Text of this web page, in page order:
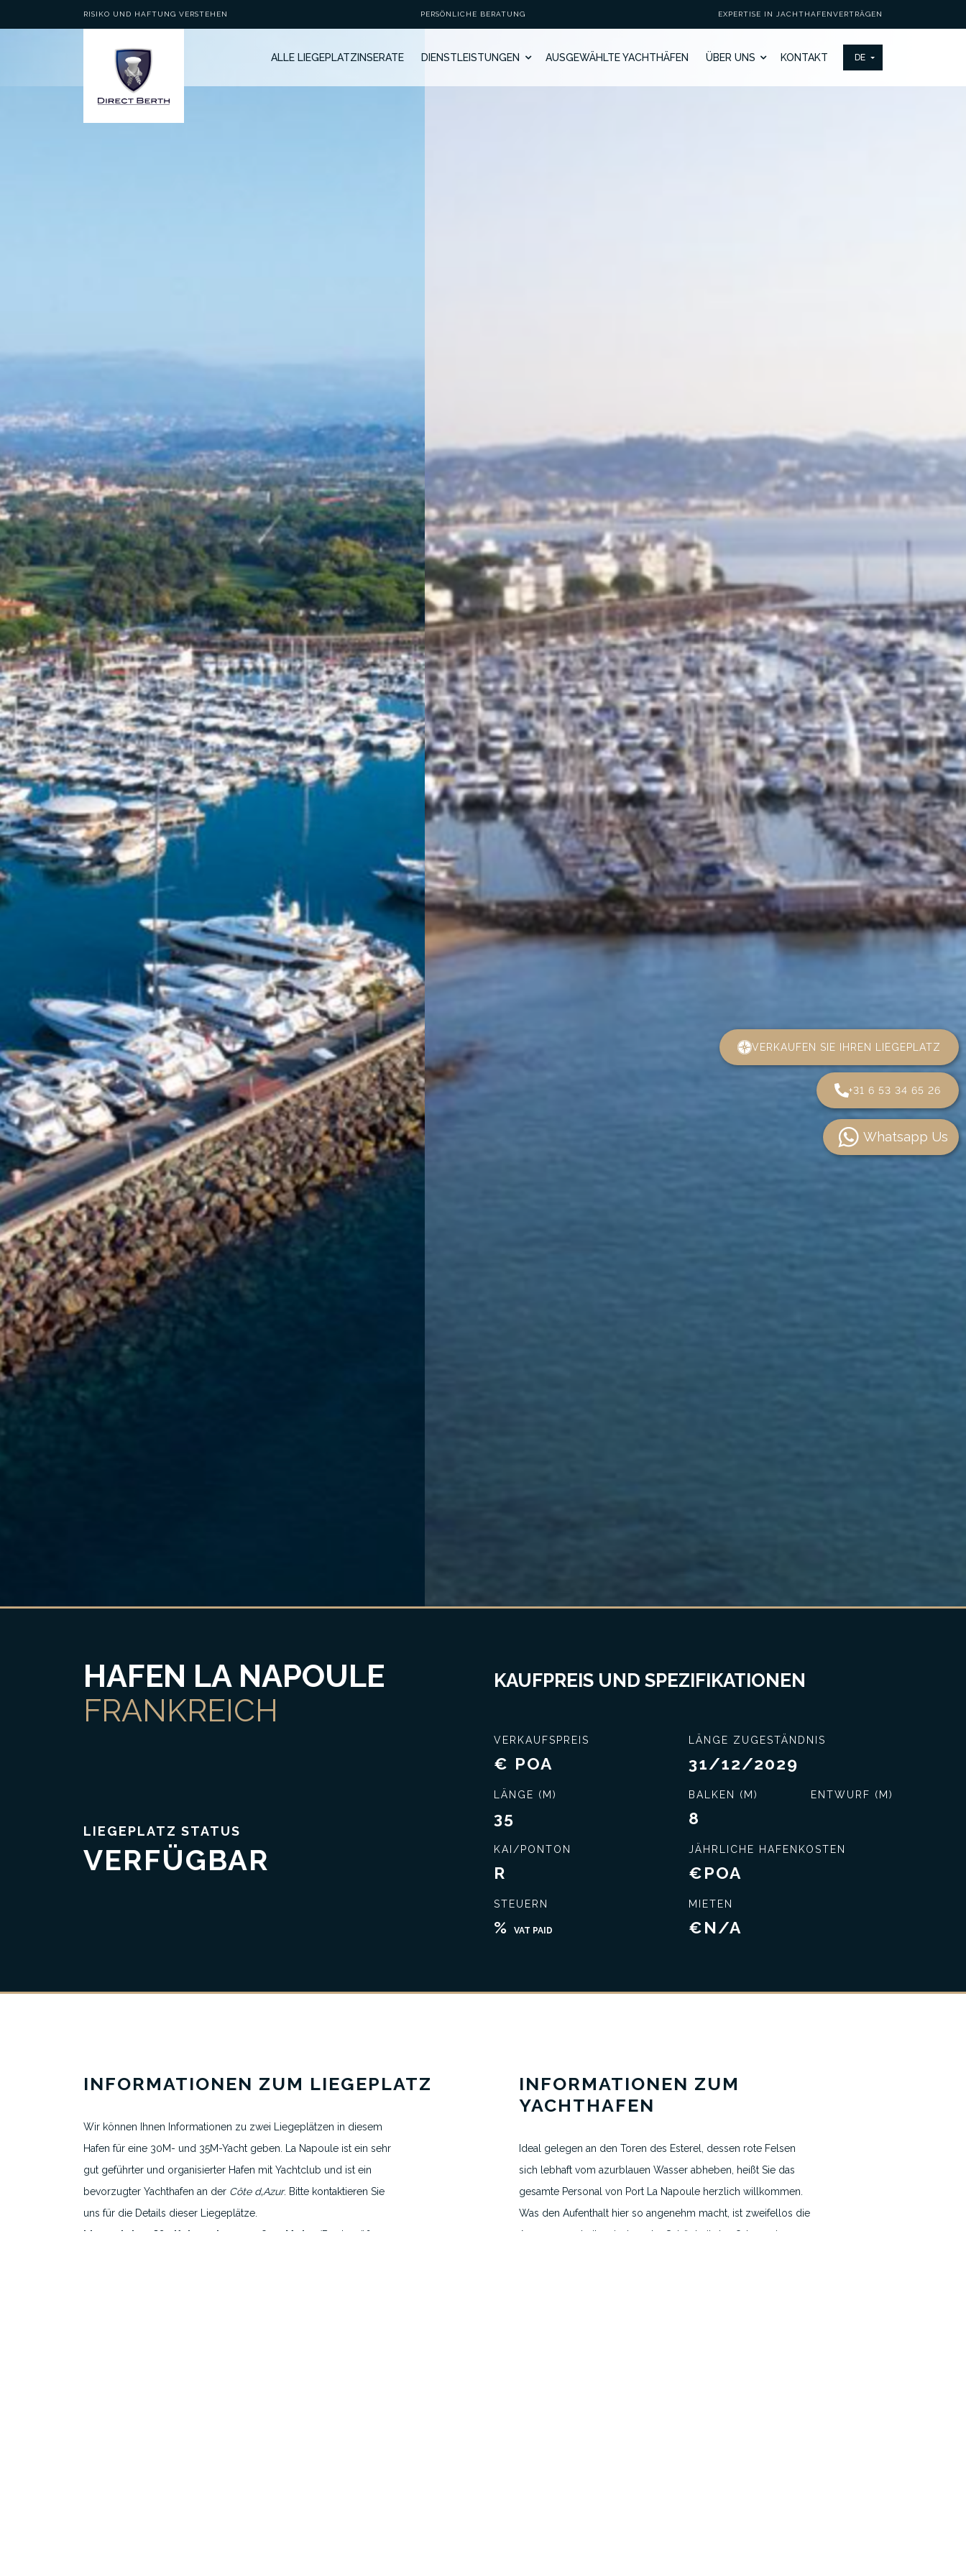
RISIKO UND HAFTUNG VERSTEHEN PERSÖNLICHE BERATUNG EXPERTISE IN JACHTHAFENVERTRÄGEN
ALLE LIEGEPLATZINSERATE DIENSTLEISTUNGEN AUSGEWÄHLTE YACHTHÄFEN ÜBER UNS KONTAKT
HAFEN LA NAPOULE
FRANKREICH
LIEGEPLATZ STATUS
VERFÜGBAR
KAUFPREIS UND SPEZIFIKATIONEN
VERKAUFSPREIS
€ POA
LÄNGE (M)
35
KAI/PONTON
R
STEUERN
% VAT PAID
LÄNGE ZUGESTÄNDNIS
31/12/2029
BALKEN (M)
8
ENTWURF (M)
JÄHRLICHE HAFENKOSTEN
€POA
MIETEN
€N/A
INFORMATIONEN ZUM LIEGEPLATZ
Wir können Ihnen Informationen zu zwei Liegeplätzen in diesem
Hafen für eine 30M- und 35M-Yacht geben. La Napoule ist ein sehr
gut geführter und organisierter Hafen mit Yachtclub und ist ein
bevorzugter Yachthafen an der Côte d‚Azur. Bitte kontaktieren Sie
uns für die Details dieser Liegeplätze.
Liegeplatzgröße Kategorie 7 : 35 x 8,00 Meter
(Bootsgröße
INFORMATIONEN ZUM
YACHTHAFEN
Ideal gelegen an den Toren des Esterel, dessen rote Felsen
sich lebhaft vom azurblauen Wasser abheben, heißt Sie das
gesamte Personal von Port La Napoule herzlich willkommen.
Was den Aufenthalt hier so angenehm macht, ist zweifellos die
Ausgewogenheit zwischen der Schönheit des Ortes, seinen
Ausgewählte Yachthäfen
H.VANEGMOND@DIRECTBERTH.COM
+31 6 53 34 65 26
Nachrichten & Blogs
2026 © Direct Berth - Webdesign byWP Masters
+31 6 53 34 65 26
VERKAUFEN SIE IHREN LIEGEPLATZ
Whatsapp Us